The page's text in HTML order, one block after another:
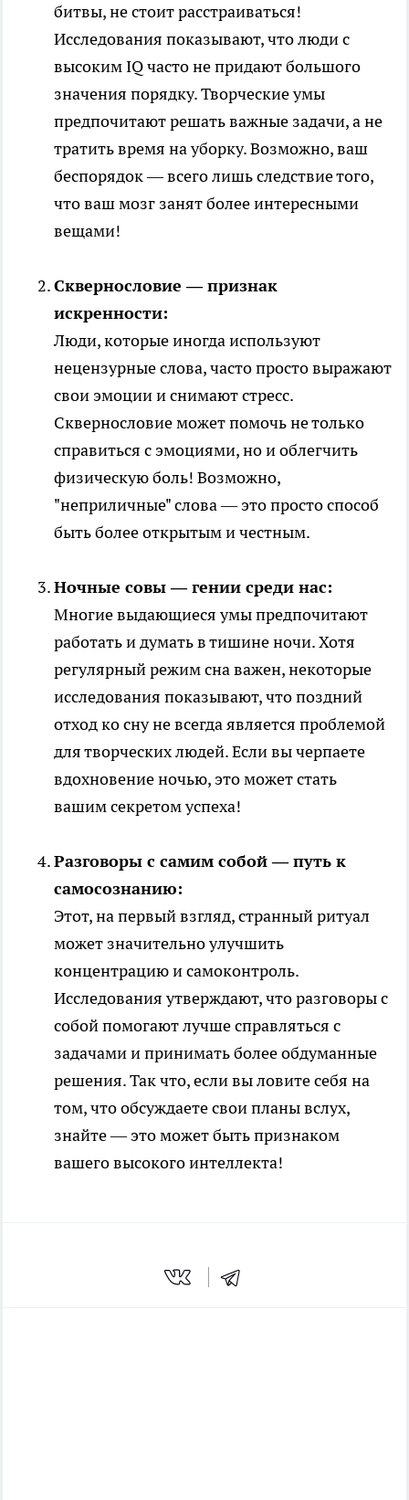
битвы, не стоит расстраиваться!
Исследования показывают, что люди с
высоким IQ часто не придают большого
значения порядку. Творческие умы
предпочитают решать важные задачи, а не
тратить время на уборку. Возможно, ваш
беспорядок — всего лишь следствие того,
что ваш мозг занят более интересными
вещами!
Сквернословие — признак
искренности:
Люди, которые иногда используют
нецензурные слова, часто просто выражают
свои эмоции и снимают стресс.
Сквернословие может помочь не только
справиться с эмоциями, но и облегчить
физическую боль! Возможно,
"неприличные" слова — это просто способ
быть более открытым и честным.
Ночные совы — гении среди нас:
Многие выдающиеся умы предпочитают
работать и думать в тишине ночи. Хотя
регулярный режим сна важен, некоторые
исследования показывают, что поздний
отход ко сну не всегда является проблемой
для творческих людей. Если вы черпаете
вдохновение ночью, это может стать
вашим секретом успеха!
Разговоры с самим собой — путь к
самосознанию:
Этот, на первый взгляд, странный ритуал
может значительно улучшить
концентрацию и самоконтроль.
Исследования утверждают, что разговоры с
собой помогают лучше справляться с
задачами и принимать более обдуманные
решения. Так что, если вы ловите себя на
том, что обсуждаете свои планы вслух,
знайте — это может быть признаком
вашего высокого интеллекта!